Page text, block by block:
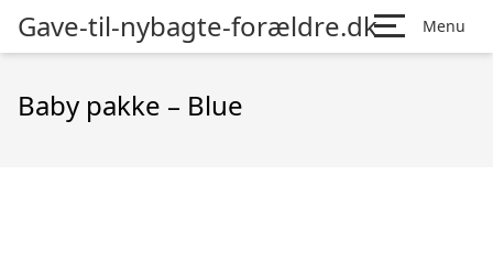
Gave-til-nybagte-forældre.dk Menu
Baby pakke – Blue